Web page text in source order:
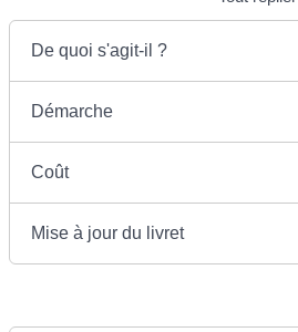
De quoi s'agit-il ?
Démarche
Coût
Mise à jour du livret